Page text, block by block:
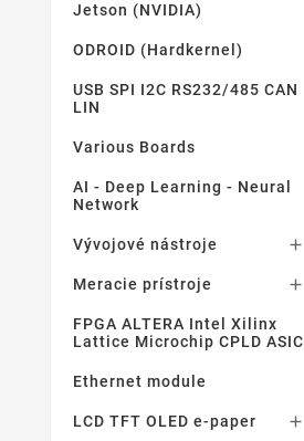
Jetson (NVIDIA)
ODROID (Hardkernel)
USB SPI I2C RS232/485 CAN
LIN
Various Boards
AI - Deep Learning - Neural
Network
Vývojové nástroje 
Meracie prístroje 
FPGA ALTERA Intel Xilinx
Lattice Microchip CPLD ASIC
Ethernet module
LCD TFT OLED e-paper 